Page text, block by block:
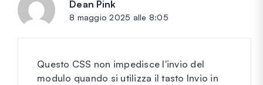
Dean Pink
8 maggio 2025 alle 8:05
Questo CSS non impedisce l'invio del
modulo quando si utilizza il tasto Invio in